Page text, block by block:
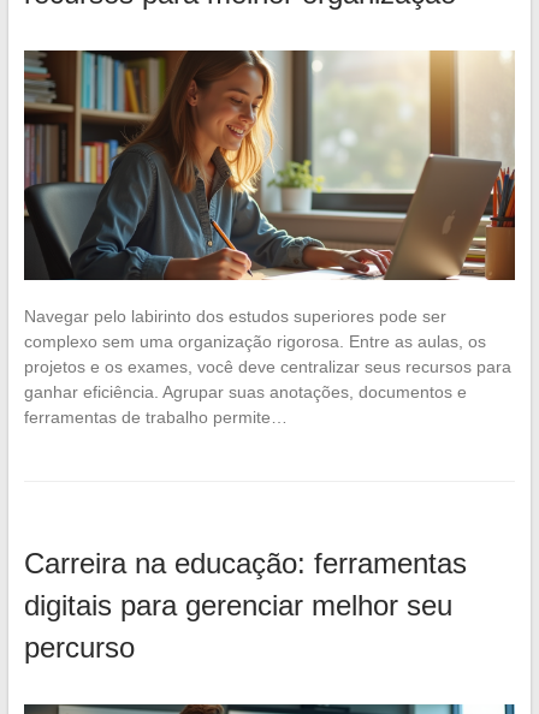
Navegar pelo labirinto dos estudos superiores pode ser
complexo sem uma organização rigorosa. Entre as aulas, os
projetos e os exames, você deve centralizar seus recursos para
ganhar eficiência. Agrupar suas anotações, documentos e
ferramentas de trabalho permite…
Carreira na educação: ferramentas
digitais para gerenciar melhor seu
percurso